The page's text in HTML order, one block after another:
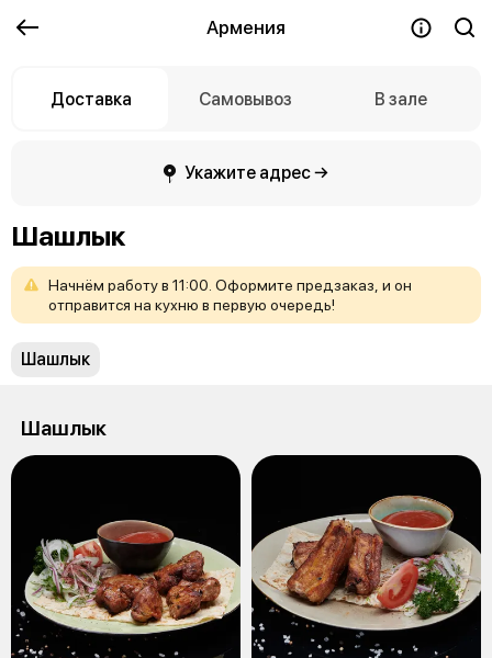
Армения
Доставка Самовывоз В зале
Укажите адрес →
Шашлык
Начнём работув 11:00. Оформите предзаказ, и он
отправится на кухню в первую очередь!
Шашлык
Шашлык